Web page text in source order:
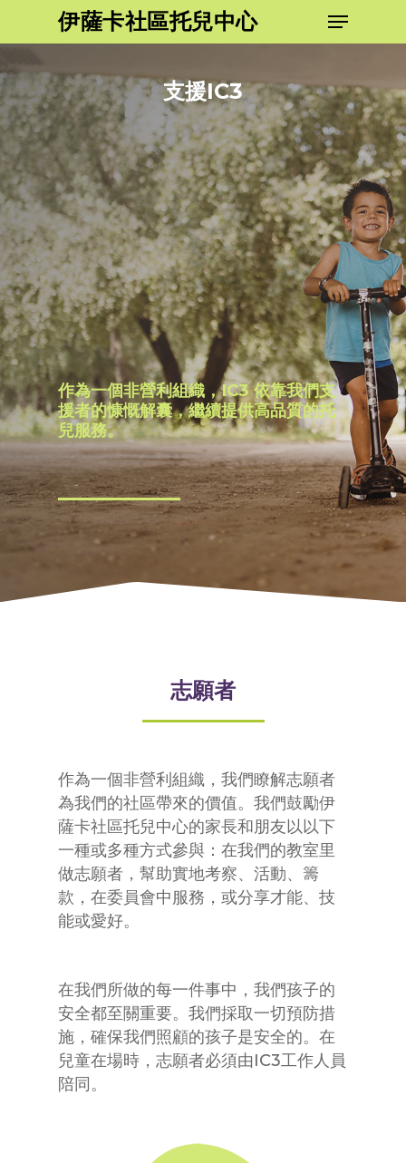
要
內
容
伊薩卡社區托兒中心 功能表
支援IC3
作為一個非營利組織，IC3 依靠我們支
援者的慷慨解囊，繼續提供高品質的托
兒服務。
志願者
作為一個非營利組織，我們瞭解志願者
為我們的社區帶來的價值。我們鼓勵伊
薩卡社區托兒中心的家長和朋友以以下
一種或多種方式參與：在我們的教室里
做志願者，幫助實地考察、活動、籌
款，在委員會中服務，或分享才能、技
能或愛好。
在我們所做的每一件事中，我們孩子的
安全都至關重要。我們採取一切預防措
施，確保我們照顧的孩子是安全的。在
兒童在場時，志願者必須由IC3工作人員
陪同。
功
能
表